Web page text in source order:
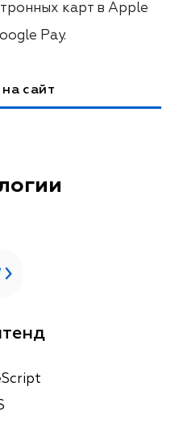
карт в Apple
Pay.
сайт